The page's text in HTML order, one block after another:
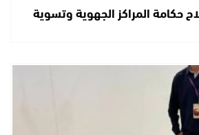
حكامة المراكز الجهوية وتسوية